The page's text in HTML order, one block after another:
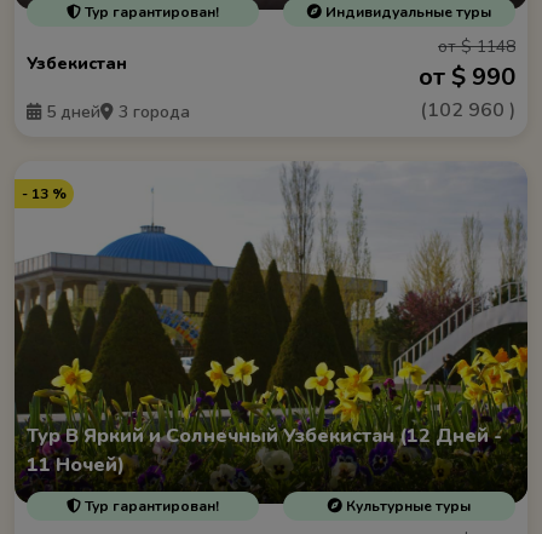
Тур гарантирован! Индивидуальные туры
Узбекистан
5 дней 3 города
от $ 1148
от $ 990
(102 960 )
- 13 %
Тур В Яркий и Солнечный Узбекистан (12 Дней -
11 Ночей)
Тур гарантирован! Культурные туры